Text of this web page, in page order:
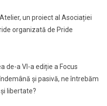
un proiect al Asociației
organizată de Pride
de-a VI-a ediție a Focus
și pasivă, ne întrebăm
libertate?